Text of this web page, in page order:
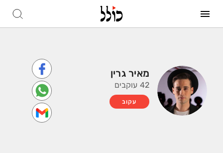
מאיר גרין
42 עוקבים
עקוב